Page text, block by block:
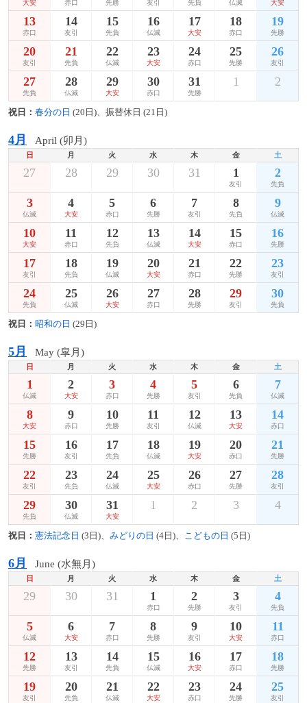
大安 赤口 先勝 友引 先負 仏滅 大安
13
赤口
14
友引
15
先負
16
仏滅
17
大安
18
赤口
19
先勝
20
友引
21
先負
22
仏滅
23
大安
24
赤口
25
先勝
26
友引
27
先負
28
仏滅
29
大安
30
赤口
31
先勝
1 2
祝日： 春分の日 (20日)、振替休日 (21日)
4月 April (卯月)
日 月 火 水 木 金 土
27 28 29 30 31 1
友引
2
先負
3
仏滅
4
大安
5
赤口
6
先勝
7
友引
8
先負
9
仏滅
10
大安
11
赤口
12
先負
13
仏滅
14
大安
15
赤口
16
先勝
17
友引
18
先負
19
仏滅
20
大安
21
赤口
22
先勝
23
友引
24
先負
25
仏滅
26
大安
27
赤口
28
先勝
29
友引
30
先負
祝日： 昭和の日 (29日)
5月 May (皐月)
日 月 火 水 木 金 土
1
仏滅
2
大安
3
赤口
4
先勝
5
友引
6
先負
7
仏滅
8
大安
9
赤口
10
先勝
11
友引
12
仏滅
13
大安
14
赤口
15
先勝
16
友引
17
先負
18
仏滅
19
大安
20
赤口
21
先勝
22
友引
23
先負
24
仏滅
25
大安
26
赤口
27
先勝
28
友引
29
先負
30
仏滅
31
大安
1 2 3 4
祝日： 憲法記念日 (3日)、 みどりの日 (4日)、 こどもの日 (5日)
6月 June (水無月)
日 月 火 水 木 金 土
29 30 31 1
赤口
2
先勝
3
友引
4
先負
5
仏滅
6
大安
7
赤口
8
先勝
9
友引
10
大安
11
赤口
12
先勝
13
友引
14
先負
15
仏滅
16
大安
17
赤口
18
先勝
19
友引
20
先負
21
仏滅
22
大安
23
赤口
24
先勝
25
友引